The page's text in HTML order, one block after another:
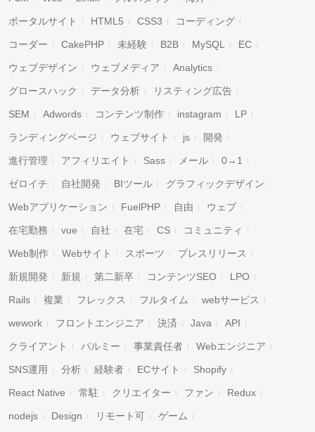
ポータルサイト HTML5 CSS3 コーディング
コーダー CakePHP 未経験 B2B MySQL EC
ウェブデザイン ウェブメディア Analytics
グロースハック データ分析 リスティング広告
SEM Adwords コンテンツ制作 instagram LP
ランディングページ ウェブサイト js 開発
進行管理 アフィリエイト Sass メール 0→1
ゼロイチ 自社開発 BIツール グラフィックデザイン
Webアプリケーション FuelPHP 自由 ウェブ
在宅勤務 vue 自社 在宅 CS コミュニティ
Web制作 Webサイト スポーツ プレスリリース
新規開発 新規 第二新卒 コンテンツSEO LPO
Rails 複業 フレックス フルタイム webサービス
wework フロントエンジニア 決済 Java API
クライアント パルミー 事業責任者 Webエンジニア
SNS運用 分析 経験者 ECサイト Shopify
React Native 常駐 クリエイター ファン Redux
nodejs Design リモート可 ゲーム